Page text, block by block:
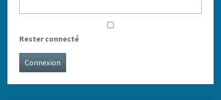
Rester connecté
Connexion